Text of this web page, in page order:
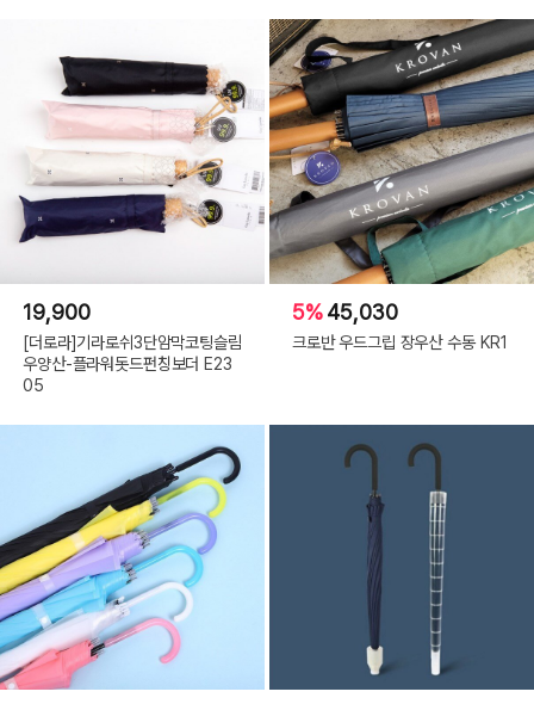
19,900
[더로라]기라로쉬3단암막코팅슬림
우양산-플라워돗드펀칭보더 E23
05
5%45,030
크로반 우드그립 장우산 수동 KR1